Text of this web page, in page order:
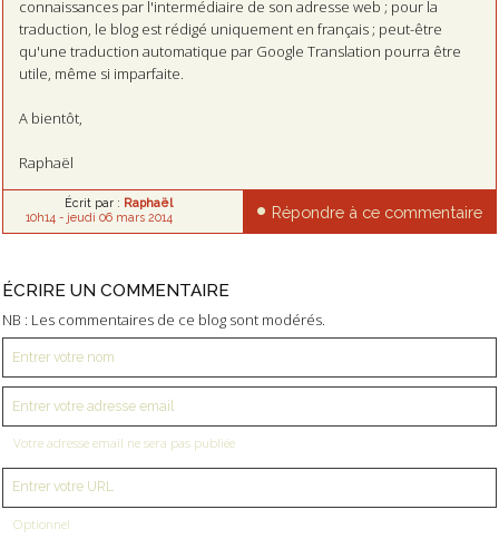
connaissances par l'intermédiaire de son adresse web ; pour la
traduction, le blog est rédigé uniquement en français ; peut-être
qu'une traduction automatique par Google Translation pourra être
utile, même si imparfaite.
A bientôt,
Raphaël
Écrit par : Raphaël
10h14 - jeudi 06 mars 2014 Répondre à ce commentaire
ÉCRIRE UN COMMENTAIRE
NB : Les commentaires de ce blog sont modérés.
Votre adresse email ne sera pas publiée
Optionnel